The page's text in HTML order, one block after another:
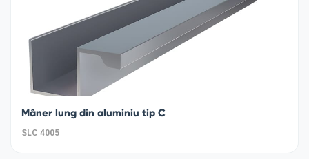
Mâner lung din aluminiu tip C
SLC 4005